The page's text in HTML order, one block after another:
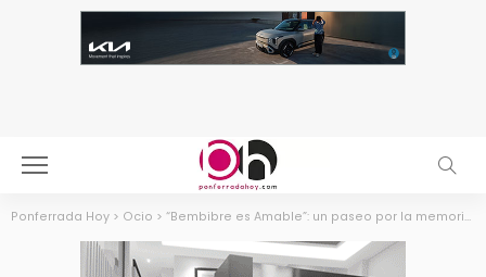
Ponferrada Hoy > Ocio > “Bembibre es Amable”: un paseo por la memoria viva del pueblo a través de la mirada de Amable Arias